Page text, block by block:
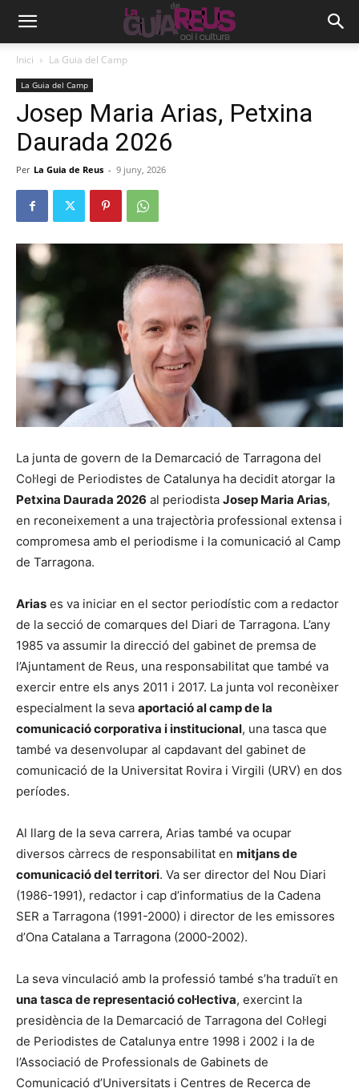
Inici La Guia del Camp
La Guia del Camp
Josep Maria Arias, Petxina
Daurada 2026
Per La Guia de Reus - 9 juny, 2026
La junta de govern de la Demarcació de Tarragona del
Col·legi de Periodistes de Catalunya ha decidit atorgar la
Petxina Daurada 2026 al periodista Josep Maria Arias,
en reconeixement a una trajectòria professional extensa i
compromesa amb el periodisme i la comunicació al Camp
de Tarragona.
Arias es va iniciar en el sector periodístic com a redactor
de la secció de comarques del Diari de Tarragona. L’any
1985 va assumir la direcció del gabinet de premsa de
l’Ajuntament de Reus, una responsabilitat que també va
exercir entre els anys 2011 i 2017. La junta vol reconèixer
especialment la seva aportació al camp de la
comunicació corporativa i institucional, una tasca que
també va desenvolupar al capdavant del gabinet de
comunicació de la Universitat Rovira i Virgili (URV) en dos
períodes.
Al llarg de la seva carrera, Arias també va ocupar
diversos càrrecs de responsabilitat en mitjans de
comunicació del territori. Va ser director del Nou Diari
(1986-1991), redactor i cap d’informatius de la Cadena
SER a Tarragona (1991-2000) i director de les emissores
d’Ona Catalana a Tarragona (2000-2002).
La seva vinculació amb la professió també s’ha traduït en
una tasca de representació col·lectiva, exercint la
presidència de la Demarcació de Tarragona del Col·legi
de Periodistes de Catalunya entre 1998 i 2002 i la de
l’Associació de Professionals de Gabinets de
Comunicació d’Universitats i Centres de Recerca de